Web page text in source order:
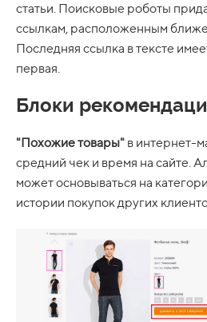
статьи. Поисковые роботы
ссылкам, расположенным ближе
Последняя ссылка в тексте
первая.
Блоки
"Похожие товары" в интернет-
средний чек и время на сайте.
может основываться на
истории покупок других